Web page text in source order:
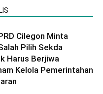
Cilegon Minta
Pilih Sekda
Harus Berjiwa
Kelola Pemerintahan